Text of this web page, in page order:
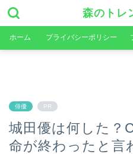
森のトレ
ホーム プライバシーポリシー
俳優 PR
城田優は何した？
命が終わったと言